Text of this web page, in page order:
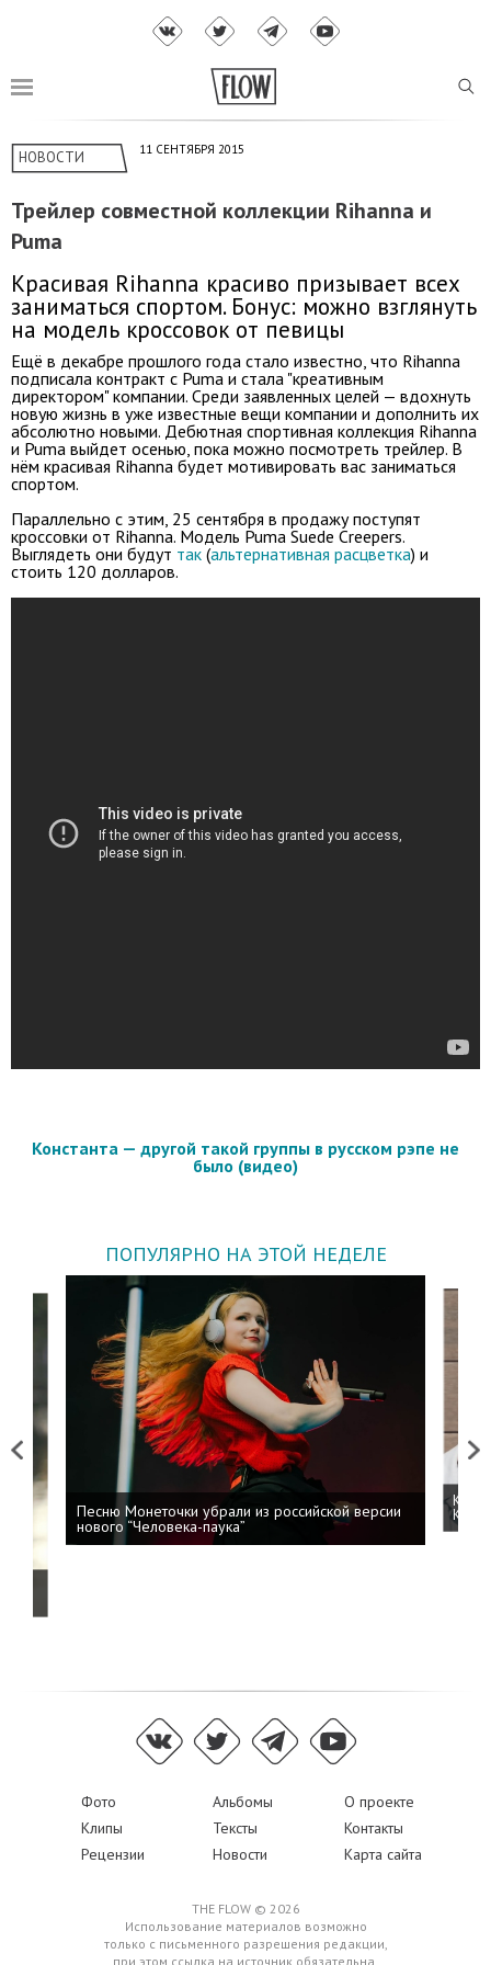
НОВОСТИ 11 СЕНТЯБРЯ 2015
Трейлер совместной коллекции Rihanna и
Puma
Красивая Rihanna красиво призывает всех
заниматься спортом. Бонус: можно взглянуть
на модель кроссовок от певицы
Ещё в декабре прошлого года стало известно, что Rihanna
подписала контракт с Puma и стала "креативным
директором" компании. Среди заявленных целей — вдохнуть
новую жизнь в уже известные вещи компании и дополнить их
абсолютно новыми. Дебютная спортивная коллекция Rihanna
и Puma выйдет осенью, пока можно посмотреть трейлер. В
нём красивая Rihanna будет мотивировать вас заниматься
спортом.
Параллельно с этим, 25 сентября в продажу поступят
кроссовки от Rihanna. Модель Puma Suede Creepers.
Выглядеть они будут так (альтернативная расцветка) и
стоить 120 долларов.
Константа — другой такой группы в русском рэпе не
было (видео)
ПОПУЛЯРНО НА ЭТОЙ НЕДЕЛЕ
Previous
Песню Монеточки убрали из российской версии
нового “Человека-паука”
Next
Фото Альбомы
О проекте
Клипы
Тексты
Контакты
Рецензии
Новости Карта сайта
THE FLOW © 2026
Использование материалов возможно
только с письменного разрешения редакции,
при этом ссылка на источник обязательна.